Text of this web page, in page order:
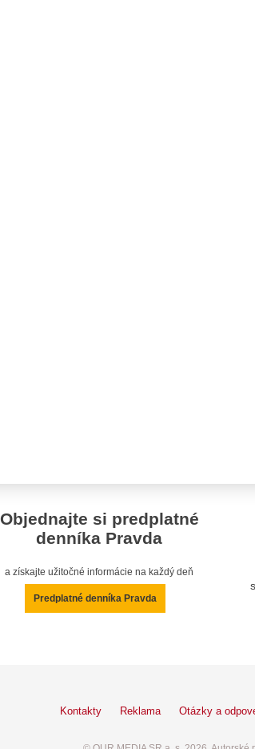
Objednajte si predplatné
denníka Pravda
a získajte užitočné informácie na každý deň
Predplatné denníka Pravda
Kontakty Reklama Otázky a